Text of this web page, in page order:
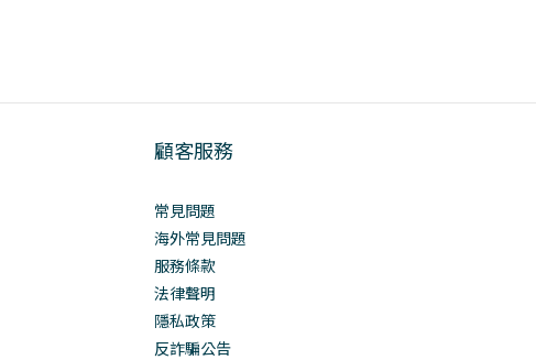
顧客服務
常見問題
海外常見問題
服務條款
法律聲明
隱私政策
反詐騙公告